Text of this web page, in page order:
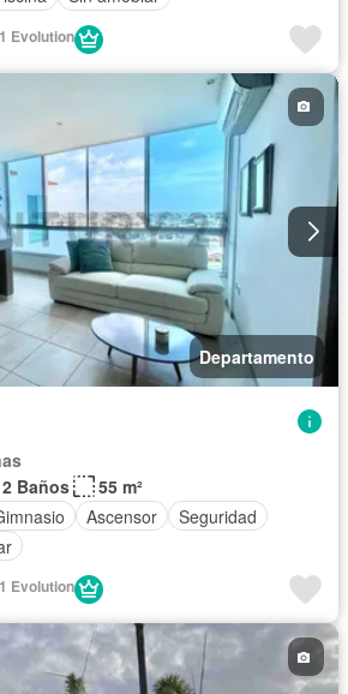
Evolution
Departamento
2 Baños
55 m²
Ascensor
Seguridad
Evolution